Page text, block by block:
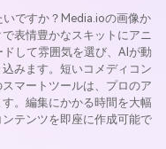
ですか？Media.ioの画像か
表情豊かなスキットにアニ
して雰囲気を選び、AIが動
みます。短いコメディコン
マートツールは、プロのア
。編集にかかる時間を大幅
テンツを即座に作成可能で